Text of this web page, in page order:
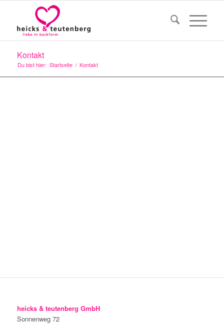
Kontakt
Du bist hier: Startseite / Kontakt
heicks & teutenberg GmbH
Sonnenweg 72